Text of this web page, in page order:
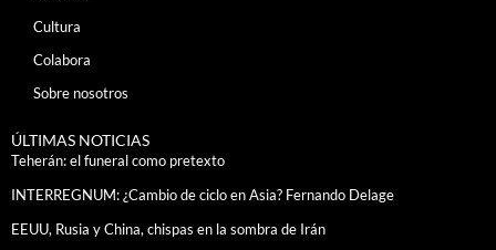
Cultura
Colabora
Sobre nosotros
ÚLTIMAS NOTICIAS
Teherán: el funeral como pretexto
INTERREGNUM: ¿Cambio de ciclo en Asia? Fernando Delage
EEUU, Rusia y China, chispas en la sombra de Irán